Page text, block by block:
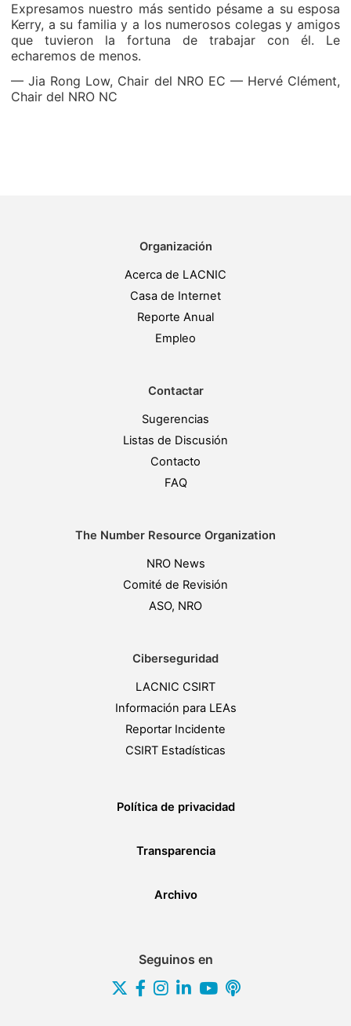
Expresamos nuestro más sentido pésame a su esposa
Kerry, a su familia y a los numerosos colegas y amigos
que tuvieron la fortuna de trabajar con él. Le
echaremos de menos.
— Jia Rong Low, Chair del NRO EC — Hervé Clément,
Chair del NRO NC
Organización
Acerca de LACNIC
Casa de Internet
Reporte Anual
Empleo
Contactar
Sugerencias
Listas de Discusión
Contacto
FAQ
The Number Resource Organization
NRO News
Comité de Revisión
ASO, NRO
Ciberseguridad
LACNIC CSIRT
Información para LEAs
Reportar Incidente
CSIRT Estadísticas
Política de privacidad
Transparencia
Archivo
Seguinos en